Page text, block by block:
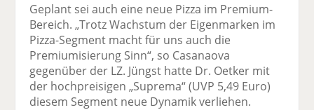
Geplant sei auch eine neue Pizza im Premium-
Bereich. „Trotz Wachstum der Eigenmarken im
Pizza-Segment macht für uns auch die
Premiumisierung Sinn“, so Casanaova
gegenüber der LZ. Jüngst hatte Dr. Oetker mit
der hochpreisigen „Suprema“ (UVP 5,49 Euro)
diesem Segment neue Dynamik verliehen.